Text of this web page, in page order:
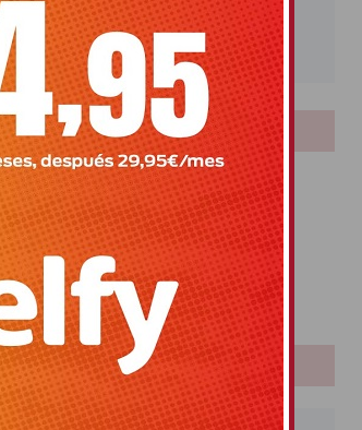
LOTERIAS
Bonoloto
Primitiva
El Gordo
Euromillones
Loteria
Once
PUBLICIDAD